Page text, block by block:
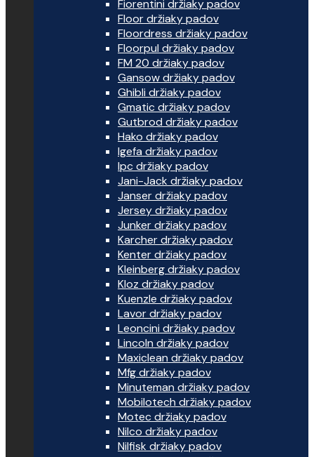
Fiorentini držiaky padov
Floor držiaky padov
Floordress držiaky padov
Floorpul držiaky padov
FM 20 držiaky padov
Gansow držiaky padov
Ghibli držiaky padov
Gmatic držiaky padov
Gutbrod držiaky padov
Hako držiaky padov
Igefa držiaky padov
Ipc držiaky padov
Jani-Jack držiaky padov
Janser držiaky padov
Jersey držiaky padov
Junker držiaky padov
Karcher držiaky padov
Kenter držiaky padov
Kleinberg držiaky padov
Kloz držiaky padov
Kuenzle držiaky padov
Lavor držiaky padov
Leoncini držiaky padov
Lincoln držiaky padov
Maxiclean držiaky padov
Mfg držiaky padov
Minuteman držiaky padov
Mobilotech držiaky padov
Motec držiaky padov
Nilco držiaky padov
Nilfisk držiaky padov